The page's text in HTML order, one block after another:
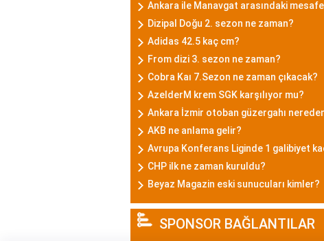
Ankara ile Manavgat arasındaki
Dizipal Doğu 2. sezon ne zaman?
Adidas 42.5 kaç cm?
From dizi 3. sezon ne zaman?
Cobra Kaı 7.Sezon ne zaman çıkacak?
AzelderM krem SGK karşılıyor mu?
Ankara İzmir otoban güzergahı
AKB ne anlama gelir?
Avrupa Konferans Liginde 1 galibiyet
CHP ilk ne zaman kuruldu?
Beyaz Magazin eski sunucuları kimler?
SPONSOR BAĞLANTILAR